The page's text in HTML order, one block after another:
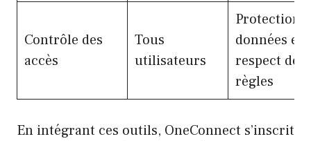
Contrôle des
accès
Tous
utilisateurs
Protection
données et
respect des
règles
En intégrant ces outils, OneConnect s’inscrit